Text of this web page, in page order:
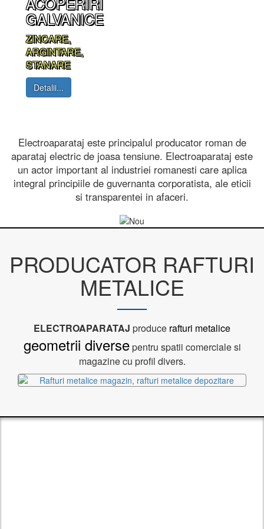
GALVANICE
ZINCARE,
ARGINTARE,
STANARE
Detalii...
Electroaparataj este principalul producator roman de
aparataj electric de joasa tensiune. Electroaparataj este
un actor important al industriei romanesti care aplica
integral principiile de guvernanta corporatista, ale eticii
si transparentei in afaceri.
PRODUCATOR RAFTURI
METALICE
ELECTROAPARATAJ produce rafturi metalice
geometrii diversepentru spatii comerciale si
magazine cu profil divers.